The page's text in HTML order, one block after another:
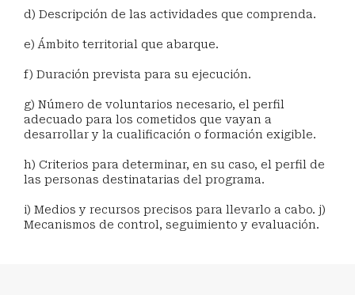
d) Descripción de las actividades que comprenda.
e) Ámbito territorial que abarque.
f) Duración prevista para su ejecución.
g) Número de voluntarios necesario, el perfil
adecuado para los cometidos que vayan a
desarrollar y la cualificación o formación exigible.
h) Criterios para determinar, en su caso, el perfil de
las personas destinatarias del programa.
i) Medios y recursos precisos para llevarlo a cabo. j)
Mecanismos de control, seguimiento y evaluación.